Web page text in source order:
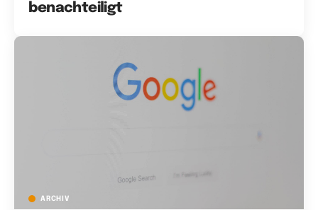
benachteiligt
ARCHIV